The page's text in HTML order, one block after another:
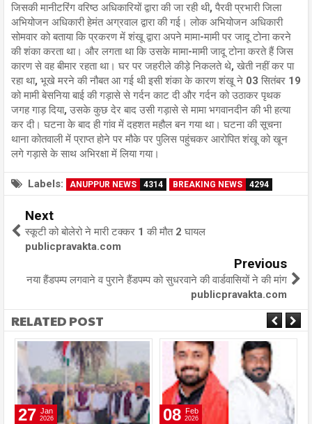
जिसकी मानीटरिंग वरिष्ठ अधिकारियों द्वारा की जा रही थी, पैरवी प्रभारी जिला
अभियोजन अधिकारी हेमंत अग्रवाल द्वारा की गई। लोक अभियोजन अधिकारी
सोमवार को बताया कि प्रकरण में शंखू द्वारा अपने मामा-मामी पर जादू टोना करने
की शंका करता था। और लगता था कि उसके मामा-मामी जादू टोना करते हैं जिस
कारण से वह बीमार रहता था। घर पर जहरीले कीड़े निकलते थे, खेती नहीं कर पा
रहा था, भूखे मरने की नौबत आ गई थी इसी शंका के कारण शंखू ने 03 सितंबर 19
को मामी बेसनिया बाई की गड़ासे से गर्दन काट दी और गर्दन को उठाकर पृथक
जगह गाड़ दिया, उसके कुछ देर बाद उसी गड़ासे से मामा भगवानदीन की भी हत्या
कर दी। घटना के बाद ही गांव में दहशत महौल बन गया था। घटना की सूचना
थाना कोतवाली में प्राप्त होने पर मौके पर पुलिस पहुंचकर आरोपित शंखू को खून
लगे गड़ासे के साथ अभिरक्षा में लिया गया।
Labels: ANUPPUR NEWS 4314 BREAKING NEWS 4294
Next
स्कूटी को बोलेरो ने मारी टक्कर 1 की मौत 2 घायल
publicpravakta.com
Previous
नया हैंडपम्प लगवाने व पुराने हैंडपम्प को सुधरवाने की वार्डवासियों ने की मांग
publicpravakta.com
RELATED POST
27 Jan
2026 08 Feb
2026